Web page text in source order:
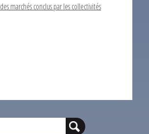
marchés conclus par les collectivités